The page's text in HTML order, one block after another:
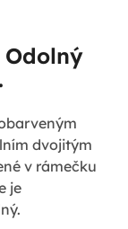
dvojitým
v rámečku
je